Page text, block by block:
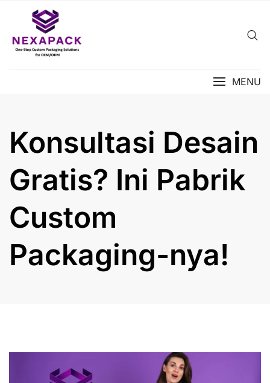
content
MENU
Konsultasi Desain
Gratis? Ini Pabrik
Custom
Packaging-nya!